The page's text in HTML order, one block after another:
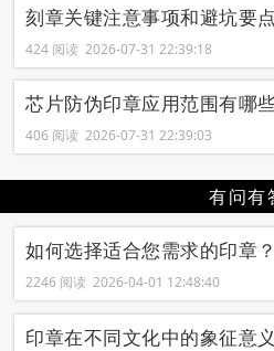
刻章关键注意事项和避坑要点
424 阅读 2026-07-31 22:39:18
芯片防伪印章应用范围有哪
406 阅读 2026-07-31 22:39:03
有问有
如何选择适合您需求的印章？
2246 阅读 2026-04-01 12:48:40
印章在不同文化中的象征意